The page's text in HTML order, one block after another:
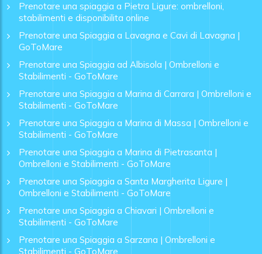
Prenotare una spiaggia a Pietra Ligure: ombrelloni,
stabilimenti e disponibilita online
Prenotare una Spiaggia a Lavagna e Cavi di Lavagna |
GoToMare
Prenotare una Spiaggia ad Albisola | Ombrelloni e
Stabilimenti - GoToMare
Prenotare una Spiaggia a Marina di Carrara | Ombrelloni e
Stabilimenti - GoToMare
Prenotare una Spiaggia a Marina di Massa | Ombrelloni e
Stabilimenti - GoToMare
Prenotare una Spiaggia a Marina di Pietrasanta |
Ombrelloni e Stabilimenti - GoToMare
Prenotare una Spiaggia a Santa Margherita Ligure |
Ombrelloni e Stabilimenti - GoToMare
Prenotare una Spiaggia a Chiavari | Ombrelloni e
Stabilimenti - GoToMare
Prenotare una Spiaggia a Sarzana | Ombrelloni e
Stabilimenti - GoToMare